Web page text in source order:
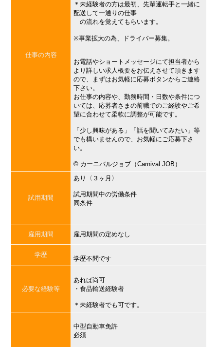
仕事の内容
＊未経験者の方は最初、先輩運転手と一緒に
配送して一通りの仕事
の流れを覚えてもらいます。
※事業拡大の為、ドライバー募集。
お電話やショートメッセージにて担当者から
より詳しい求人概要をお伝えさせて頂きます
ので、まずはお気軽に応募ボタンからご連絡
下さい。
お仕事の内容や、勤務時間・日数や条件につ
いては、応募者さまの前職でのご経験やご希
望に合わせて柔軟に調整が可能です。
「少し興味がある」「話を聞いてみたい」等
でも構いませんので、お気軽にご応募下さ
い。
©︎ カーニバルジョブ（Carnival JOB）
試用期間
あり〈３ヶ月〉
試用期間中の労働条件
同条件
雇用期間 雇用期間の定めなし
学歴
学歴不問です
必要な経験等
あれば尚可
・食品輸送経験者
＊未経験者でも可です。
中型自動車免許
必須